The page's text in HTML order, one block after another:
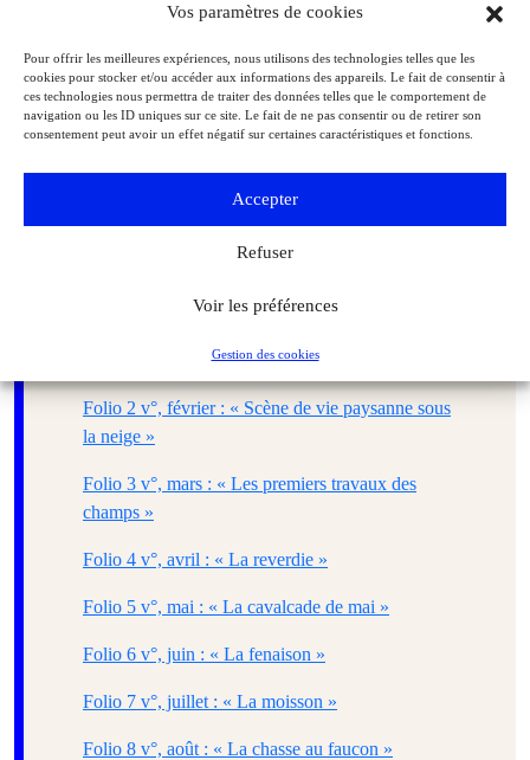
Vos paramètres de cookies
Pour offrir les meilleures expériences, nous utilisons des technologies telles que les
cookies pour stocker et/ou accéder aux informations des appareils. Le fait de consentir à
ces technologies nous permettra de traiter des données telles que le comportement de
navigation ou les ID uniques sur ce site. Le fait de ne pas consentir ou de retirer son
consentement peut avoir un effet négatif sur certaines caractéristiques et fonctions.
Accepter
Refuser
Voir les préférences
Gestion des cookies
octobre 2025 au Château de Chantilly, Salle du Jeu de Paume,
60500 Chantilly. Tél. : 03 44 27 31 80.chateaudechantilly.fr
Art de l’enluminure n° 93, Éditions Faton, 16 €.
Sommaire
Folio 2 v°, février : « Scène de vie paysanne sous
la neige »
Folio 3 v°, mars : « Les premiers travaux des
champs »
Folio 4 v°, avril : « La reverdie »
Folio 5 v°, mai : « La cavalcade de mai »
Folio 6 v°, juin : « La fenaison »
Folio 7 v°, juillet : « La moisson »
Folio 8 v°, août : « La chasse au faucon »